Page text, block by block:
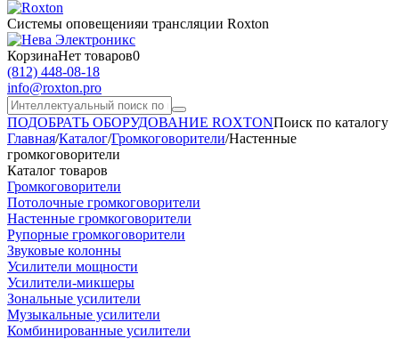
Системы оповещенияи трансляции Roxton
КорзинаНет товаров0
(812) 448-08-18
info@roxton.pro
ПОДОБРАТЬ ОБОРУДОВАНИЕ ROXTONПоиск по каталогу
Главная/Каталог/Громкоговорители/Настенные
громкоговорители
Каталог товаров
Громкоговорители
Потолочные громкоговорители
Настенные громкоговорители
Рупорные громкоговорители
Звуковые колонны
Усилители мощности
Усилители-микшеры
Зональные усилители
Музыкальные усилители
Комбинированные усилители